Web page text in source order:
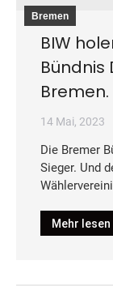
Bremen
BIW
Bündnis
Bremen.
14 Mai, 2023
Die Bremer
Sieger. Und
Mehr lesen